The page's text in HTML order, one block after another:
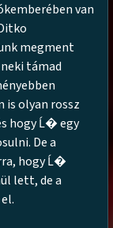
van
megment
támad
is olyan rossz
hogy Ĺ� egy
De a
hogy Ĺ�
lett, de a